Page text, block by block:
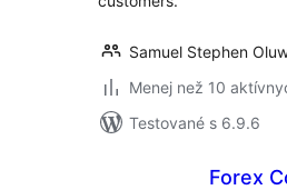
Samuel Stephen
Menej než 10
Testované s 6.9.6
Forex